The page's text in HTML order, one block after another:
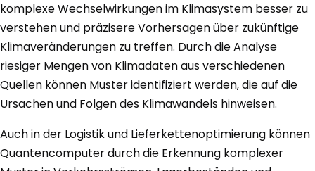
komplexe Wechselwirkungen im Klimasystem besser zu
verstehen und präzisere Vorhersagen über zukünftige
Klimaveränderungen zu treffen. Durch die Analyse
riesiger Mengen von Klimadaten aus verschiedenen
Quellen können Muster identifiziert werden, die auf die
Ursachen und Folgen des Klimawandels hinweisen.
Auch in der Logistik und Lieferkettenoptimierung können
Quantencomputer durch die Erkennung komplexer